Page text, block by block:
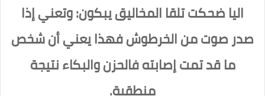
اليا ضحكت تلقا المخاليق يبكون: وتعني إذا
صدر صوت من الخرطوش فهذا يعني أن شخص
ما قد تمت إصابته فالحزن والبكاء نتيجة
منطقية.